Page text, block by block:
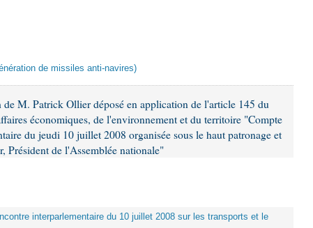
de missiles anti-navires)
M. Patrick Ollier déposé en application de l'article 145 du
économiques, de l'environnement et du territoire "Compte
du jeudi 10 juillet 2008 organisée sous le haut patronage et
Président de l'Assemblée nationale"
interparlementaire du 10 juillet 2008 sur les transports et le